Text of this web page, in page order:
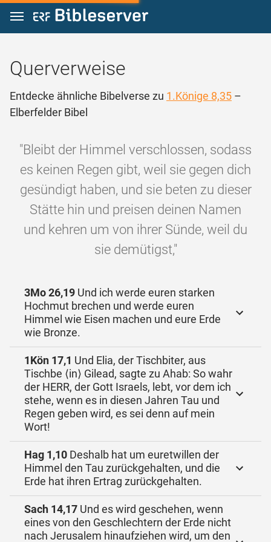
Zum Inhalt springen
Querverweise
Entdecke ähnliche Bibelverse zu 1.Könige 8,35 –
Elberfelder Bibel
"Bleibt der Himmel verschlossen, sodass
es keinen Regen gibt, weil sie gegen dich
gesündigt haben, und sie beten zu dieser
Stätte hin und preisen deinen Namen
und kehren um von ihrer Sünde, weil du
sie demütigst,"
3Mo 26,19 Und ich werde euren starken
Hochmut brechen und werde euren
Himmel wie Eisen machen und eure Erde
wie Bronze.
1Kön 17,1 Und Elia, der Tischbiter, aus
Tischbe ⟨in⟩ Gilead, sagte zu Ahab: So wahr
der HERR, der Gott Israels, lebt, vor dem ich
stehe, wenn es in diesen Jahren Tau und
Regen geben wird, es sei denn auf mein
Wort!
Hag 1,10 Deshalb hat um euretwillen der
Himmel den Tau zurückgehalten, und die
Erde hat ihren Ertrag zurückgehalten.
Sach 14,17 Und es wird geschehen, wenn
eines von den Geschlechtern der Erde nicht
nach Jerusalem hinaufziehen wird, um den